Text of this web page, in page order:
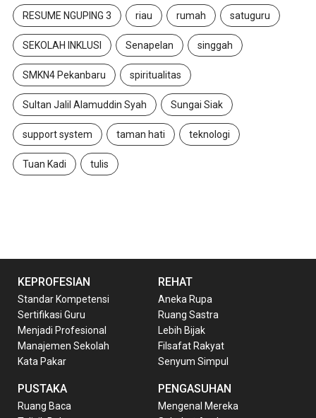
RESUME NGUPING 3 riau rumah satuguru
SEKOLAH INKLUSI Senapelan singgah
SMKN4 Pekanbaru spiritualitas
Sultan Jalil Alamuddin Syah Sungai Siak
support system taman hati teknologi
Tuan Kadi tulis
KEPROFESIAN
Standar Kompetensi
Sertifikasi Guru
Menjadi Profesional
Manajemen Sekolah
Kata Pakar
PUSTAKA
Ruang Baca
REHAT
Aneka Rupa
Ruang Sastra
Lebih Bijak
Filsafat Rakyat
Senyum Simpul
PENGASUHAN
Mengenal Mereka